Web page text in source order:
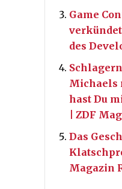
Game
des
Michaels
hast Du
| ZDF
Das
Magazin